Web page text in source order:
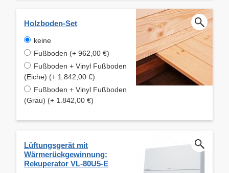
Holzboden-Set
keine
Fußboden (+ 962,00 €)
Fußboden + Vinyl Fußboden
(Eiche) (+ 1.842,00 €)
Fußboden + Vinyl Fußboden
(Grau) (+ 1.842,00 €)
Lüftungsgerät mit
Wärmerückgewinnung:
Rekuperator VL-80U5-E